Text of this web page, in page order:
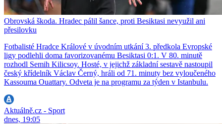
Obrovská škoda. Hradec pálil šance, proti Besiktasi nevyužil ani
přesilovku
Fotbalisté Hradce Králové v úvodním utkání 3. předkola Evropské
ligy podlehli doma favorizovanému Besiktasi 0:1. V 80. minutě
rozhodl Semih Kilicsoy. Hosté, v jejichž základní sestavě nastoupil
český křídelník Václav Černý, hráli od 71. minuty bez vyloučeného
Kassouma Ouattary. Odveta je na programu za týden v Istanbulu.
Aktuálně.cz - Sport
dnes, 19:05